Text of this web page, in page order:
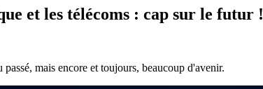
et les télécoms : cap sur le futur !
mais encore et toujours, beaucoup d'avenir.